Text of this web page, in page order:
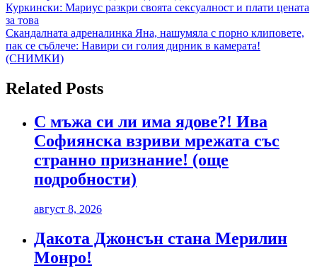
Куркински: Мариус разкри своята сексуалност и плати цената
за това
Скандалната адреналинка Яна, нашумяла с порно клиповете,
пак се съблече: Навири си голия дирник в камерата!
(СНИМКИ)
Related Posts
С мъжа си ли има ядове?! Ива
Софиянска взриви мрежата със
странно признание! (още
подробности)
август 8, 2026
Дакота Джонсън стана Мерилин
Монро!